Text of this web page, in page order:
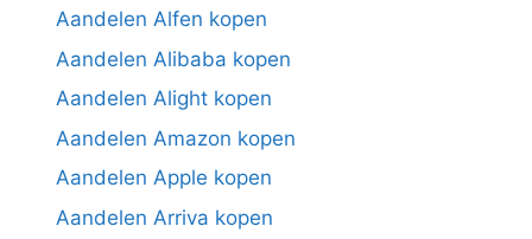
Aandelen Alfen kopen
Aandelen Alibaba kopen
Aandelen Alight kopen
Aandelen Amazon kopen
Aandelen Apple kopen
Aandelen Arriva kopen